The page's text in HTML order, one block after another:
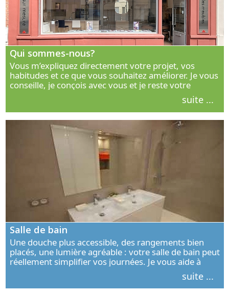
Qui sommes-nous?
Vous m’expliquez directement votre projet, vos
habitudes et ce que vous souhaitez améliorer. Je vous
conseille, je conçois avec vous et je reste votre
interlocuteur principal. Découvrez ma façon de vous
suite ...
Salle de bain
Une douche plus accessible, des rangements bien
placés, une lumière agréable : votre salle de bain peut
réellement simplifier vos journées. Je vous aide à
concevoir un espace élégant, confortable et adapté à
suite ...